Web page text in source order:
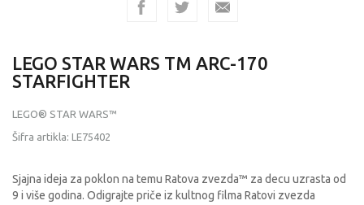
LEGO STAR WARS TM ARC-170
STARFIGHTER
LEGO® STAR WARS™
Šifra artikla: LE75402
Sjajna ideja za poklon na temu Ratova zvezda™ za decu uzrasta od
9 i više godina. Odigrajte priče iz kultnog filma Ratovi zvezda